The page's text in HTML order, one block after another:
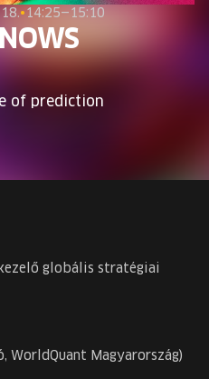
EN
Change
• 14:25—15:10
of prediction
globális stratégiai
WorldQuant Magyarország